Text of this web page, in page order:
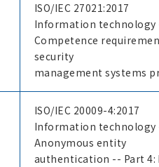
ISO/IEC 27021:2017
Information technology
Competence
security
management systems
ISO/IEC 20009-4:2017
Information technology
Anonymous entity
authentication -- Part 4: